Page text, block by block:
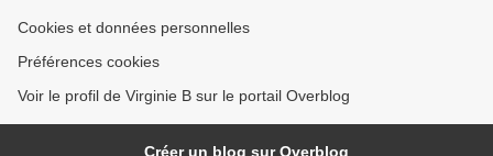
Cookies et données personnelles
Préférences cookies
Voir le profil de Virginie B sur le portail Overblog
Créer un blog sur Overblog